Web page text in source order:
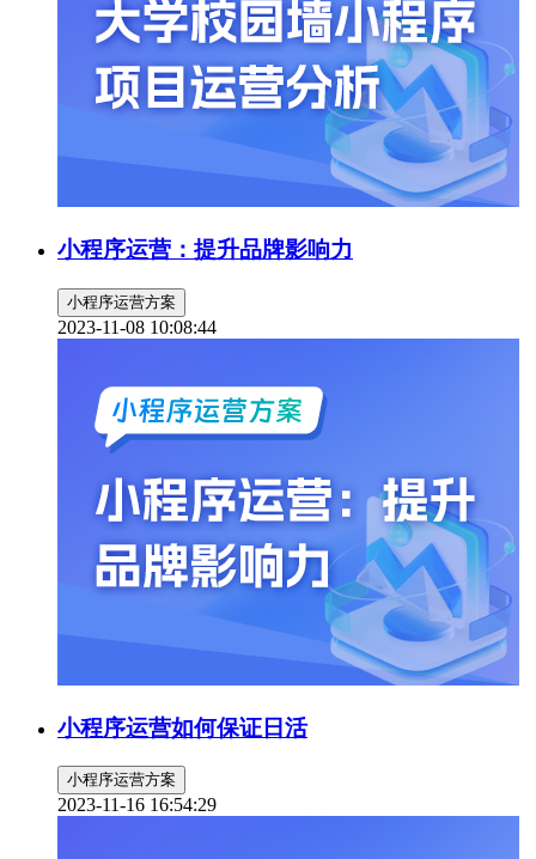
小程序运营：提升品牌影响力
小程序运营方案
2023-11-08 10:08:44
小程序运营如何保证日活
小程序运营方案
2023-11-16 16:54:29